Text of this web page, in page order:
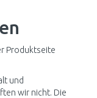
Produktseite
und
wir nicht. Die